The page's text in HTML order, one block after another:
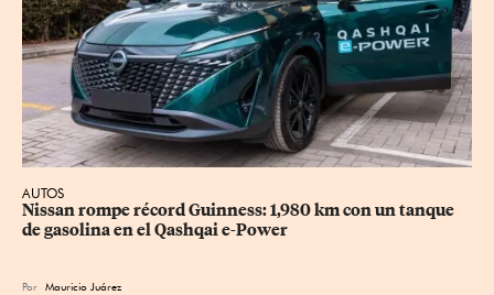
AUTOS
Nissan rompe récord Guinness: 1,980 km con un tanque
de gasolina en el Qashqai e-Power
Por Mauricio Juárez